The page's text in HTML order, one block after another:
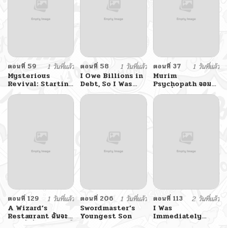
ตอนที่ 59
1 วันที่แล้ว
Mysterious
Revival: Starting
With a Trillion
Ghost Coins
ตอนที่ 58
1 วันที่แล้ว
I Owe Billions in
Debt, So I Was
Forced to Work
for an Evil God
ตอนที่ 37
1 วันที่แล้ว
Murim
Psychopath จอม
มารคลั่งแห่งยุทธภพ
ตอนที่ 129
1 วันที่แล้ว
A Wizard’s
Restaurant ฉันจะ
ตอนที่ 206
1 วันที่แล้ว
Swordmaster’s
Youngest Son
ตอนที่ 113
2 วันที่แล้ว
I Was
Immediately